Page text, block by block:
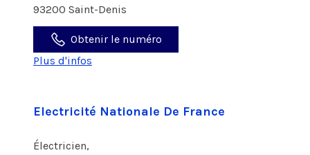
93200 Saint-Denis
Obtenir le numéro
Plus d'infos
Electricité Nationale De France
Électricien,